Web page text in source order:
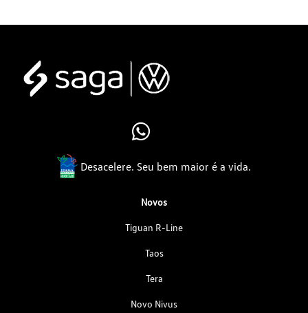
Desacelere. Seu bem maior é a vida.
Novos
Tiguan R-Line
Taos
Tera
Novo Nivus